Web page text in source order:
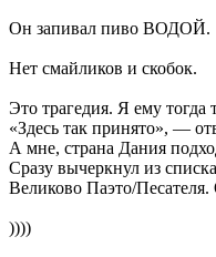
Он запивал пиво ВОДОЙ.
Нет смайликов и скобок.
Это трагедия. Я ему тогда
«Здесь так принято», —
А мне, страна Дания
Сразу вычеркнул из
Великово Паэто/
))))